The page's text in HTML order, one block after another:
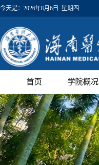
今天是： 2026年8月6日 星期四
首页 学院概况